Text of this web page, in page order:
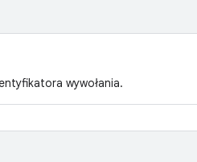
wywołania.